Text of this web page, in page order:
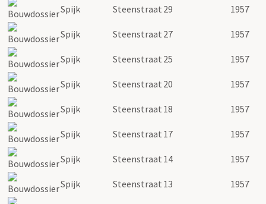
Spijk Steenstraat 29 1957
Spijk Steenstraat 27 1957
Spijk Steenstraat 25 1957
Spijk Steenstraat 20 1957
Spijk Steenstraat 18 1957
Spijk Steenstraat 17 1957
Spijk Steenstraat 14 1957
Spijk Steenstraat 13 1957